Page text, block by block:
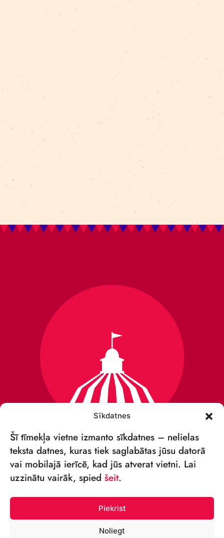
Sīkdatnes
Šī tīmekļa vietne izmanto sīkdatnes – nelielas
teksta datnes, kuras tiek saglabātas jūsu datorā
vai mobilajā ierīcē, kad jūs atverat vietni. Lai
uzzinātu vairāk, spied šeit.
Piekrist
Noliegt
VSIA „RĪGAS CIRKS”
Merķeļa iela 4,
Rīga, LV-1050, Latvija
Reģ. Nr.: 40003027789